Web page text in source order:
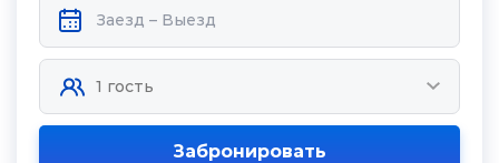
Забронировать